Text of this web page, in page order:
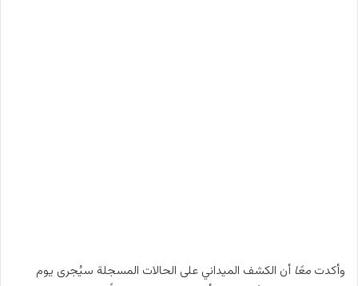
وأكدت معًا أن الكشف الميداني على الحالات المسجلة سيُجرى يوم